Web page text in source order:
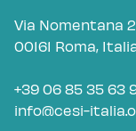
Via Nomentana
00161 Roma,
+39 06 85 35 63
info@cesi-